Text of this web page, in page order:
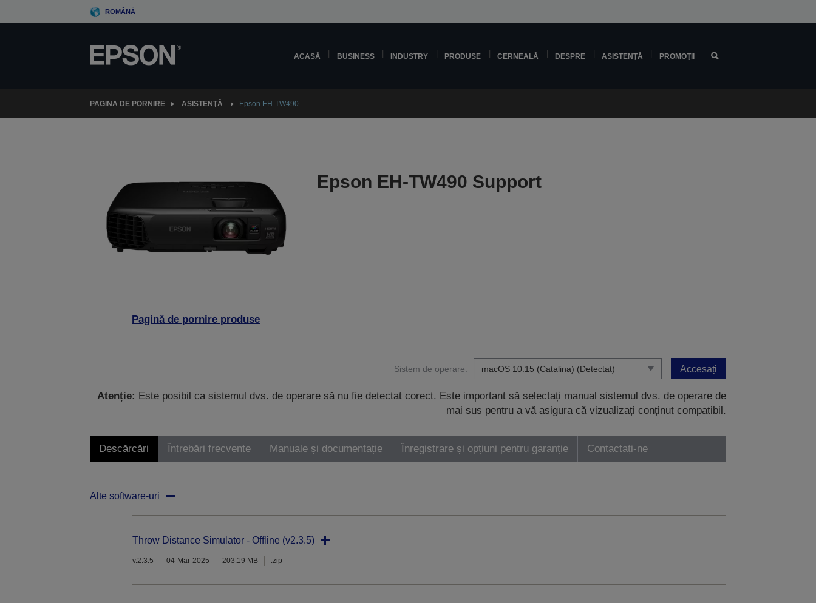
to
ROMÂNĂ
ACASĂ BUSINESS INDUSTRY PRODUSE CERNEALĂ DESPRE ASISTENŢĂ PROMOŢII
PAGINA DE PORNIRE ASISTENŢĂ Epson EH-TW490
Pagină de pornire produse
Epson EH-TW490 Support
Sistem de operare: Accesați
Atenție: Este posibil ca sistemul dvs. de operare să nu fie detectat corect. Este important să selectați manual sistemul dvs. de operare de
mai sus pentru a vă asigura că vizualizați conținut compatibil.
Descărcări Întrebări frecvente Manuale și documentație Înregistrare și opțiuni pentru garanție Contactați-ne
Alte software-uri
Throw Distance Simulator - Offline (v2.3.5)
v.2.3.5 04-Mar-2025 203.19 MB .zip